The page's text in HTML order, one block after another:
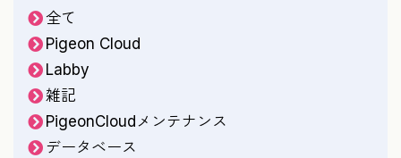
全て
Pigeon Cloud
Labby
雑記
PigeonCloudメンテナンス
データベース